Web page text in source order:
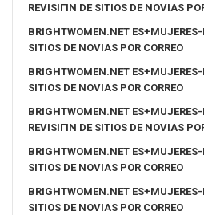
REVISIГІN DE SITIOS DE NOVIAS
BRIGHTWOMEN.NET
SITIOS DE NOVIAS POR CORREO
BRIGHTWOMEN.NET
SITIOS DE NOVIAS POR CORREO
BRIGHTWOMEN.NET
REVISIГІN DE SITIOS DE NOVIAS
BRIGHTWOMEN.NET
SITIOS DE NOVIAS POR CORREO
BRIGHTWOMEN.NET
SITIOS DE NOVIAS POR CORREO